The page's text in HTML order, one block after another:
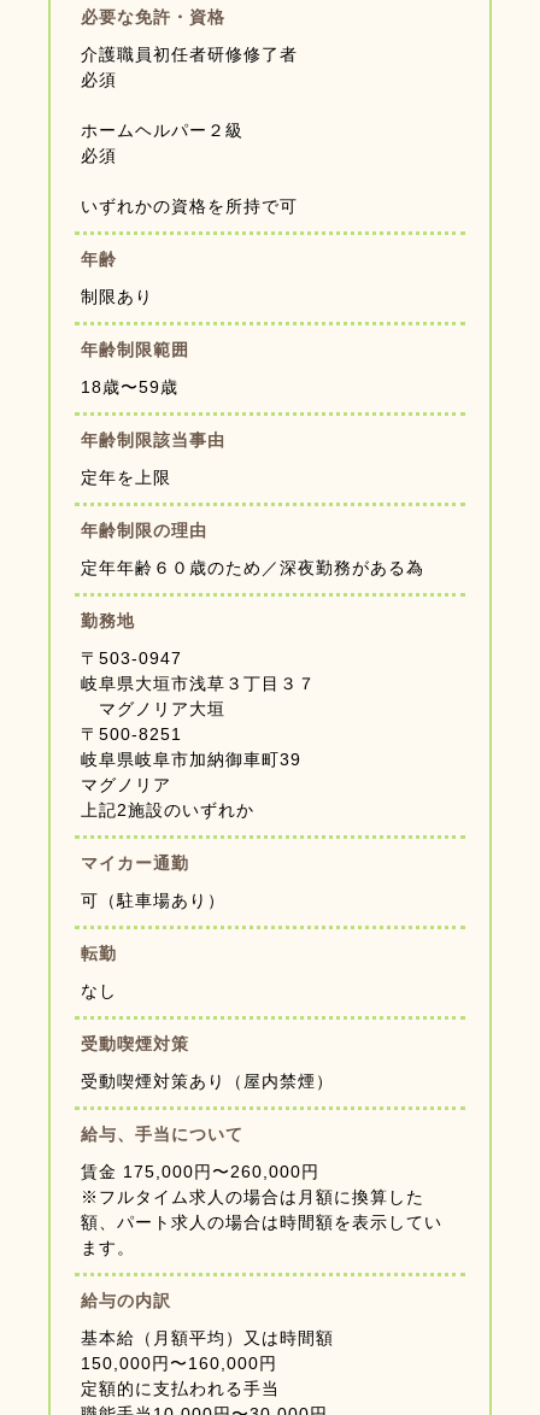
必要な免許・資格
介護職員初任者研修修了者
必須
ホームヘルパー２級
必須
いずれかの資格を所持で可
年齢
制限あり
年齢制限範囲
18歳〜59歳
年齢制限該当事由
定年を上限
年齢制限の理由
定年年齢６０歳のため／深夜勤務がある為
勤務地
〒503-0947
岐阜県大垣市浅草３丁目３７
マグノリア大垣
〒500-8251
岐阜県岐阜市加納御車町39
マグノリア
上記2施設のいずれか
マイカー通勤
可（駐車場あり）
転勤
なし
受動喫煙対策
受動喫煙対策あり（屋内禁煙）
給与、手当について
賃金 175,000円〜260,000円
※フルタイム求人の場合は月額に換算した
額、パート求人の場合は時間額を表示してい
ます。
給与の内訳
基本給（月額平均）又は時間額
150,000円〜160,000円
定額的に支払われる手当